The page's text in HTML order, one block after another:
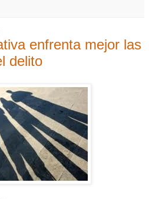
enfrenta mejor las
delito